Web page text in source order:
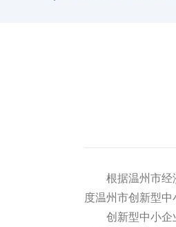
根据温州市经
度温州市创新型中
创新型中小企